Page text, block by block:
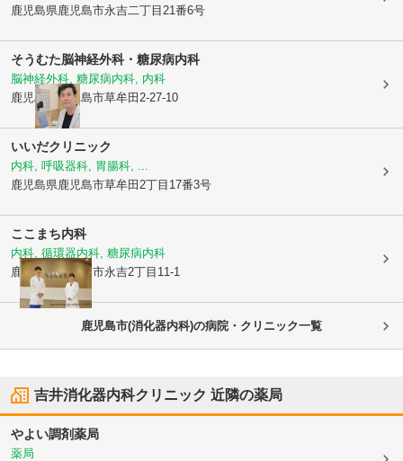
鹿児島県鹿児島市永吉二丁目21番6号
そうむた脳神経外科・糖尿病内科
脳神経外科, 糖尿病内科, 内科
鹿児島県鹿児島市草牟田2-27-10
いいだクリニック
内科, 呼吸器科, 胃腸科, ...
鹿児島県鹿児島市草牟田2丁目17番3号
ここまち内科
内科, 循環器内科, 糖尿病内科
鹿児島県鹿児島市永吉2丁目11-1
鹿児島市(消化器内科)の病院・クリニック一覧
吉井消化器内科クリニック 近隣の薬局
やよい調剤薬局
薬局